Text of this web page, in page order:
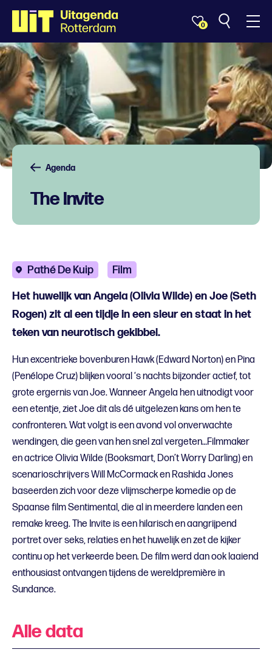
0
Agenda
The Invite
Pathé De Kuip Film
Het huwelijk van Angela (Olivia Wilde) en Joe (Seth
Rogen) zit al een tijdje in een sleur en staat in het
teken van neurotisch gekibbel.
Hun excentrieke bovenburen Hawk (Edward Norton) en Pina
(Penélope Cruz) blijken vooral ‘s nachts bijzonder actief, tot
grote ergernis van Joe. Wanneer Angela hen uitnodigt voor
een etentje, ziet Joe dit als dé uitgelezen kans om hen te
confronteren. Wat volgt is een avond vol onverwachte
wendingen, die geen van hen snel zal vergeten…Filmmaker
en actrice Olivia Wilde (Booksmart, Don’t Worry Darling) en
scenarioschrijvers Will McCormack en Rashida Jones
baseerden zich voor deze vlijmscherpe komedie op de
Spaanse film Sentimental, die al in meerdere landen een
remake kreeg. The Invite is een hilarisch en aangrijpend
portret over seks, relaties en het huwelijk en zet de kijker
continu op het verkeerde been. De film werd dan ook laaiend
enthousiast ontvangen tijdens de wereldpremière in
Sundance.
Alle data